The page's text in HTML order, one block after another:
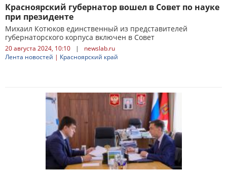
Красноярский губернатор вошел в Совет по науке
при президенте
Михаил Котюков единственный из представителей
губернаторского корпуса включен в Совет
20 августа 2024, 10:10 |
newslab.ru
Лента новостей | Красноярский край